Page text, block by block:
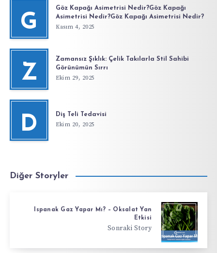
G
Göz Kapağı Asimetrisi Nedir?Göz Kapağı
Asimetrisi Nedir?Göz Kapağı Asimetrisi Nedir?
Kasım 4, 2025
Z
Zamansız Şıklık: Çelik Takılarla Stil Sahibi
Görünümün Sırrı
Ekim 29, 2025
D Diş Teli Tedavisi
Ekim 20, 2025
Diğer Storyler
Ispanak Gaz Yapar Mı? – Oksalat Yan
Etkisi
Sonraki Story